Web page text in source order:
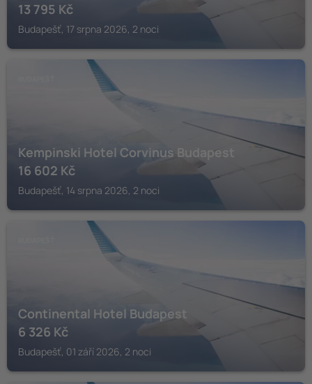
13 795 Kč
Budapešť, 17 srpna 2026, 2 noci
Kempinski Hotel Corvinus Budapest
16 602 Kč
Budapešť, 14 srpna 2026, 2 noci
Continental Hotel Budapest
6 326 Kč
Budapešť, 01 září 2026, 2 noci